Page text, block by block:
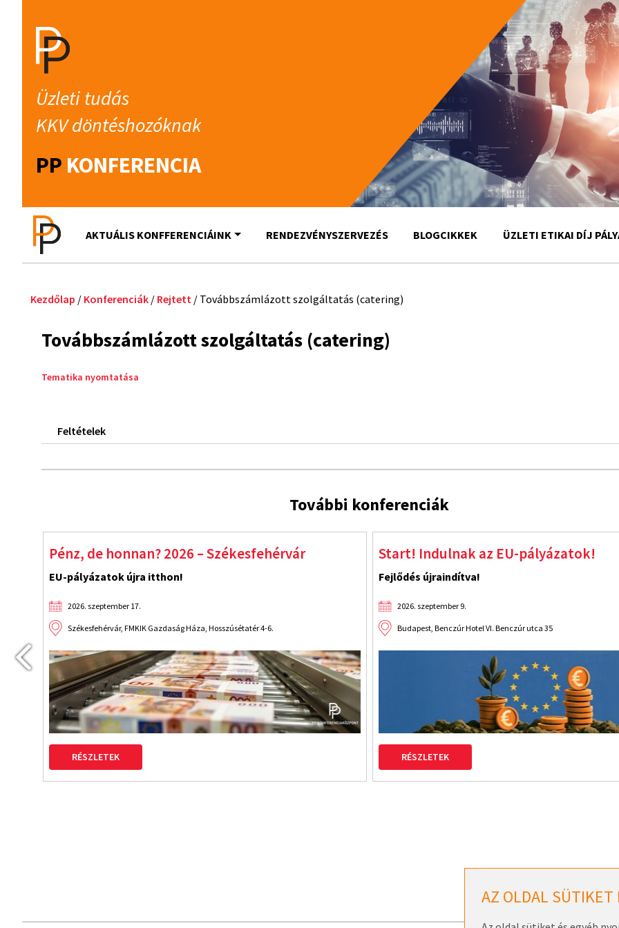
AZ OLDAL SÜTIKET
AKTUÁLIS KONFFERENCIÁINK RENDEZVÉNYSZERVEZÉS BLOGCIKKEK ÜZLETI ETIKAI DÍJ
Üzleti tudás
KKV döntéshozóknak
PP KONFERENCIA
Kezdőlap / Konferenciák / Rejtett / Továbbszámlázott szolgáltatás (catering)
Továbbszámlázott szolgáltatás (catering)
Tematika nyomtatása
Feltételek
További konferenciák
Pénz, de honnan? 2026 – Székesfehérvár
EU-pályázatok újra itthon!
2026. szeptember 17.
Székesfehérvár, FMKIK Gazdaság Háza, Hosszúsétatér 4-6.
RÉSZLETEK
Start! Indulnak az EU-pályázatok!
Fejlődés újraindítva!
2026. szeptember 9.
Budapest, Benczúr Hotel VI. Benczúr utca 35
RÉSZLETEK